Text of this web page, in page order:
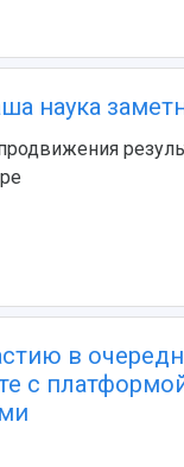
наука
в
с